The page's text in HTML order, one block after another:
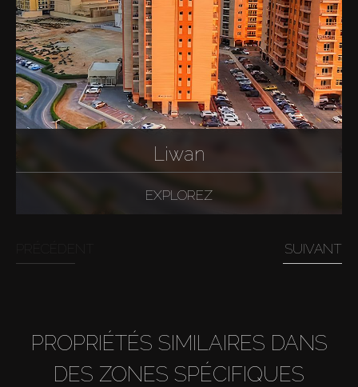
Liwan
EXPLOREZ
SUIVANT
PROPRIÉTÉS SIMILAIRES DANS
DES ZONES SPÉCIFIQUES